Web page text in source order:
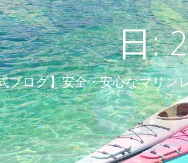
日:
ブログ】安全・安心なマリ